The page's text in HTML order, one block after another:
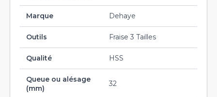
Marque Dehaye
Outils Fraise 3 Tailles
Qualité HSS
Queue ou alésage
(mm)
32